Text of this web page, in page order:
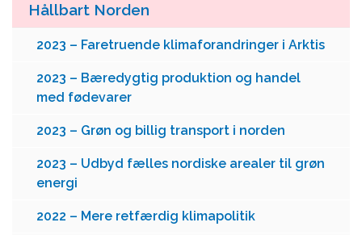
Hållbart Norden
2023 – Faretruende klimaforandringer i Arktis
2023 – Bæredygtig produktion og handel
med fødevarer
2023 – Grøn og billig transport i norden
2023 – Udbyd fælles nordiske arealer til grøn
energi
2022 – Mere retfærdig klimapolitik